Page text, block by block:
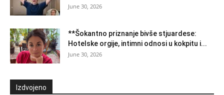
June 30, 2026
**Šokantno priznanje bivše stjuardese:
Hotelske orgije, intimni odnosi u kokpitu i...
June 30, 2026
Izdvojeno